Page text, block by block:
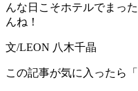
んな日こそホテルでまっ
んね！
文/LEON 八木千晶
この記事が気に入ったら